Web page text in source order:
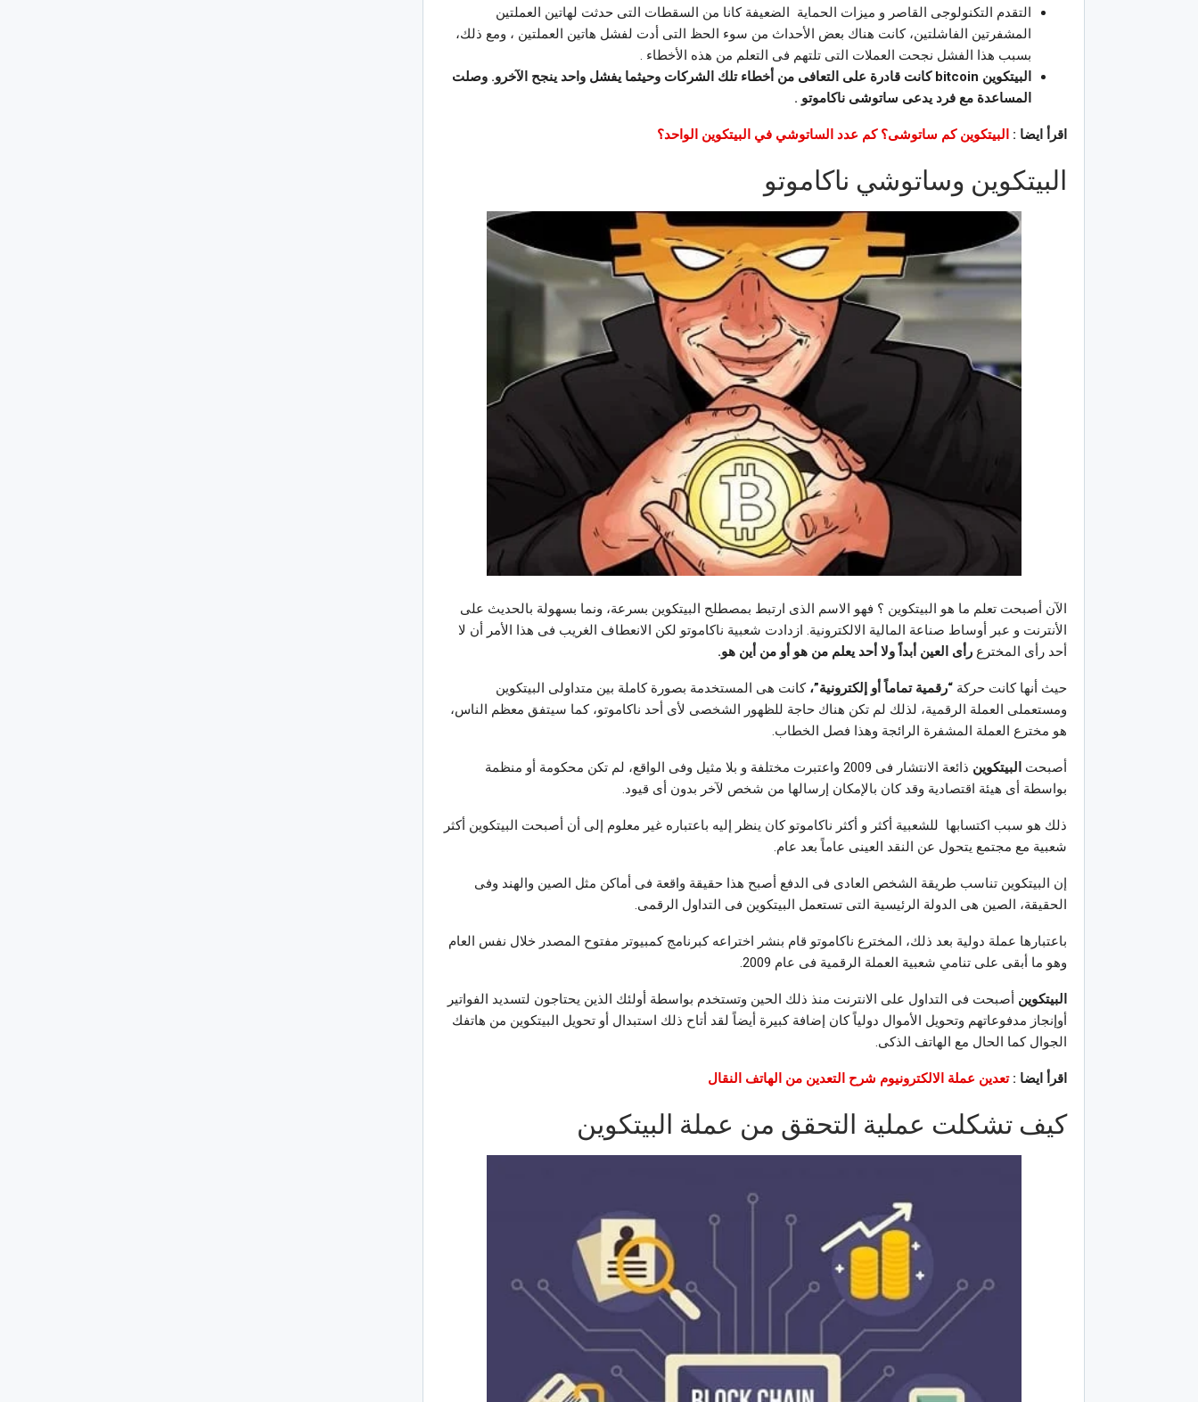
التقدم التكنولوجى القاصر و ميزات الحماية الضعيفة كانا من السقطات التى حدثت لهاتين العملتين
المشفرتين الفاشلتين، كانت هناك بعض الأحداث من سوء الحظ التى أدت لفشل هاتين العملتين ، ومع ذلك،
بسبب هذا الفشل نجحت العملات التى تلتهم فى التعلم من هذه الأخطاء .
البيتكوين bitcoin كانت قادرة على التعافى من أخطاء تلك الشركات وحيثما يفشل واحد ينجح الآخرو. وصلت
المساعدة مع فرد يدعى ساتوشى ناكاموتو .
اقرأ ايضا : البيتكوين كم ساتوشى؟ كم عدد الساتوشي في البيتكوين الواحد؟
البيتكوين وساتوشي ناكاموتو
الآن أصبحت تعلم ما هو البيتكوين ؟ فهو الاسم الذى ارتبط بمصطلح البيتكوين بسرعة، ونما بسهولة بالحديث على
الأنترنت و عبر أوساط صناعة المالية الالكترونية. ازدادت شعبية ناكاموتو لكن الانعطاف الغريب فى هذا الأمر أن لا
أحد رأى المخترع رأى العين أبداً ولا أحد يعلم من هو أو من أين هو.
حيث أنها كانت حركة “رقمية تماماً أو إلكترونية”، كانت هى المستخدمة بصورة كاملة بين متداولى البيتكوين
ومستعملى العملة الرقمية، لذلك لم تكن هناك حاجة للظهور الشخصى لأى أحد ناكاموتو، كما سيتفق معظم الناس،
هو مخترع العملة المشفرة الرائجة وهذا فصل الخطاب.
أصبحت البيتكوين
ذائعة الانتشار فى 2009 واعتبرت مختلفة و بلا مثيل وفى الواقع، لم تكن محكومة أو منظمة
بواسطة أى هيئة اقتصادية وقد كان بالإمكان إرسالها من شخص لآخر بدون أى قيود.
ذلك هو سبب اكتسابها للشعبية أكثر و أكثر ناكاموتو كان ينظر إليه باعتباره غير معلوم إلى أن أصبحت البيتكوين أكثر
شعبية مع مجتمع يتحول عن النقد العينى عاماً بعد عام.
إن البيتكوين تناسب طريقة الشخص العادى فى الدفع أصبح هذا حقيقة واقعة فى أماكن مثل الصين والهند وفى
الحقيقة، الصين هى الدولة الرئيسية التى تستعمل البيتكوين فى التداول الرقمى.
باعتبارها عملة دولية بعد ذلك، المخترع ناكاموتو قام بنشر اختراعه كبرنامج كمبيوتر مفتوح المصدر خلال نفس العام
وهو ما أبقى على تنامي شعبية العملة الرقمية فى عام 2009.
البيتكوين أصبحت فى التداول على الانترنت منذ ذلك الحين وتستخدم بواسطة أولئك الذين يحتاجون لتسديد الفواتير
أوإنجاز مدفوعاتهم وتحويل الأموال دولياً كان إضافة كبيرة أيضاً لقد أتاح ذلك استبدال أو تحويل البيتكوين من هاتفك
الجوال كما الحال مع الهاتف الذكى.
اقرأ ايضا :تعدين عملة الالكترونيوم شرح التعدين من الهاتف النقال
كيف تشكلت عملية التحقق من عملة البيتكوين